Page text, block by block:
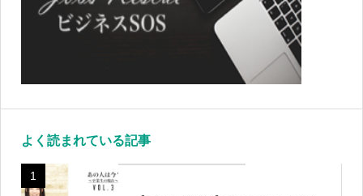
よく読まれている記事
1